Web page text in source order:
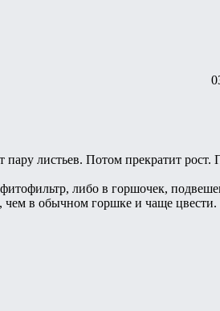
листьев. Потом прекратит рост.
либо в горшочек,
чем в обычном горшке и чаще цвести.